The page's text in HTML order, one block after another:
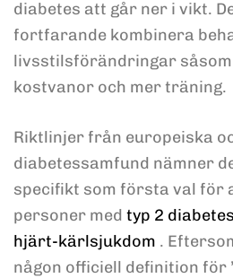
diabetes att går ner i vikt.
fortfarande kombinera
livsstilsförändringar
kostvanor och mer träning.
Riktlinjer från europeiska
diabetessamfund nämner
specifikt som första val för
personer med typ 2 diabetes
hjärt-kärlsjukdom .
någon officiell definition för